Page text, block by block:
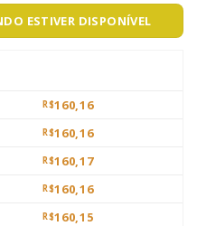
ESTIVER DISPONÍVEL
R$160,16
R$160,16
R$160,17
R$160,16
R$160,15